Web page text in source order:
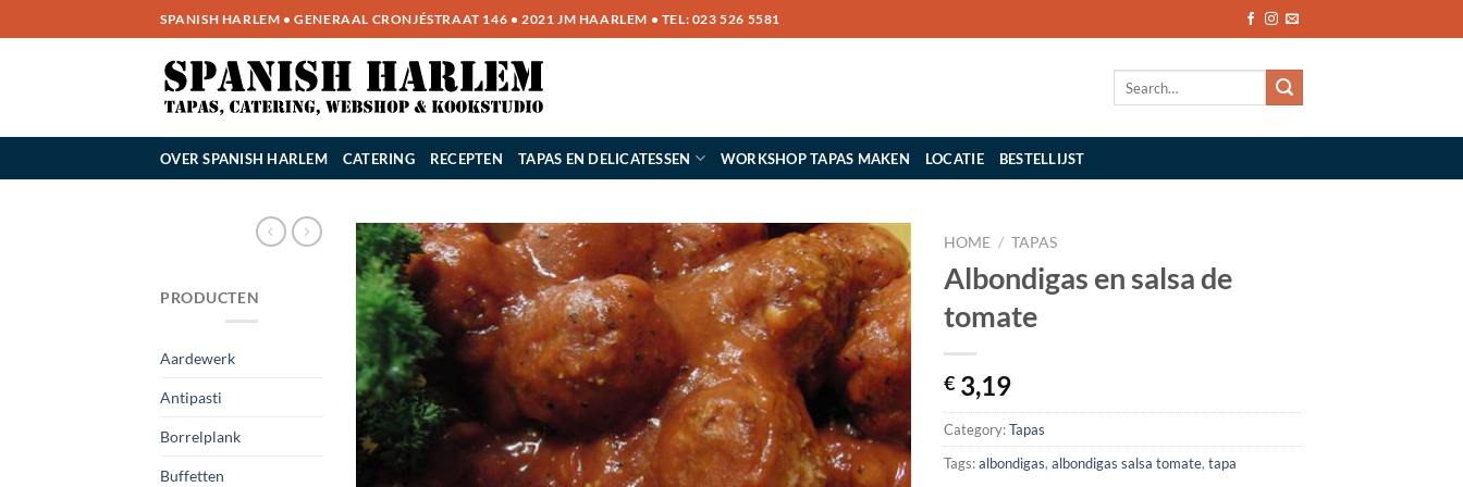
naar
SPANISH HARLEM • GENERAAL CRONJÉSTRAAT 146 • 2021 JM HAARLEM • TEL: 023 526 5581
OVER SPANISH HARLEM CATERING RECEPTEN TAPAS EN DELICATESSEN WORKSHOP TAPAS MAKEN LOCATIE BESTELLIJST
PRODUCTEN
Aardewerk
Antipasti
Borrelplank
Buffetten
HOME / TAPAS
Albondigas en salsa de
tomate
€ 3,19
Category:Tapas
Tags:albondigas, albondigas salsa tomate, tapa